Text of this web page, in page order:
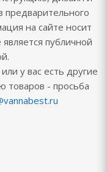
предварительного
на сайте носит
публичной
у вас есть другие
товаров - просьба